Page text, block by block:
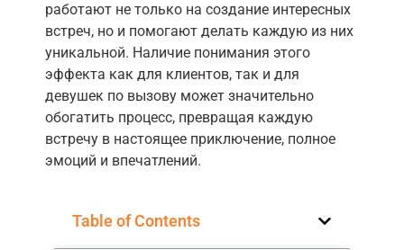
работают не только на создание интересных
встреч, но и помогают делать каждую из них
уникальной. Наличие понимания этого
эффекта как для клиентов, так и для
девушек по вызову может значительно
обогатить процесс, превращая каждую
встречу в настоящее приключение, полное
эмоций и впечатлений.
Table of Contents